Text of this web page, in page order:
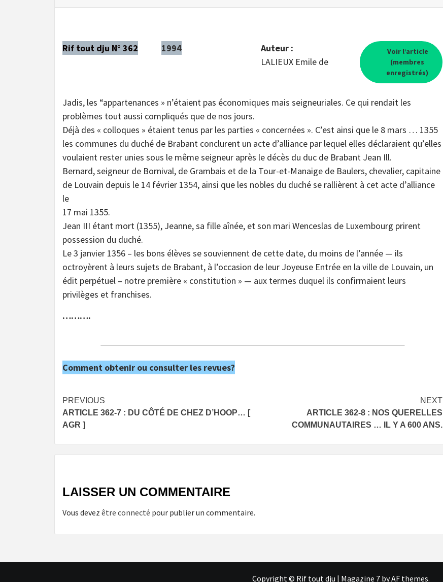
Rif tout dju N° 362 1994
Auteur :
LALIEUX Emile de
Voir l’article
(membres
enregistrés)
Jadis, les “appartenances » n’étaient pas économiques mais seigneuriales. Ce qui rendait les
problèmes tout aussi compliqués que de nos jours.
Déjà des « colloques » étaient tenus par les parties « concernées ». C’est ainsi que le 8 mars … 1355
les communes du duché de Brabant conclurent un acte d’alliance par lequel elles déclaraient qu’elles
voulaient rester unies sous le même seigneur après le décès du duc de Brabant Jean Ill.
Bernard, seigneur de Bornival, de Grambais et de la Tour-et-Manaige de Baulers, chevalier, capitaine
de Louvain depuis le 14 février 1354, ainsi que les nobles du duché se rallièrent à cet acte d’alliance
le
17 mai 1355.
Jean III étant mort (1355), Jeanne, sa fille aînée, et son mari Wenceslas de Luxembourg prirent
possession du duché.
Le 3 janvier 1356 – les bons élèves se souviennent de cette date, du moins de l’année — ils
octroyèrent à leurs sujets de Brabant, à l’occasion de leur Joyeuse Entrée en la ville de Louvain, un
édit perpétuel – notre première « constitution » — aux termes duquel ils confirmaient leurs
privilèges et franchises.
……….
Comment obtenir ou consulter les revues?
Post
navigation
PREVIOUS
ARTICLE 362-7 : DU CÔTÉ DE CHEZ D’HOOP… [
AGR ]
NEXT
ARTICLE 362-8 : NOS QUERELLES
COMMUNAUTAIRES … IL Y A 600 ANS.
LAISSER UN COMMENTAIRE
Vous devez être connecté pour publier un commentaire.
Copyright © Rif tout dju | Magazine 7 by AF themes.